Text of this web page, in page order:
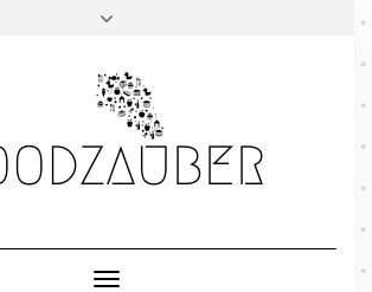
Toggle